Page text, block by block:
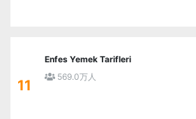
11
Enfes Yemek Tarifleri
569.0万人